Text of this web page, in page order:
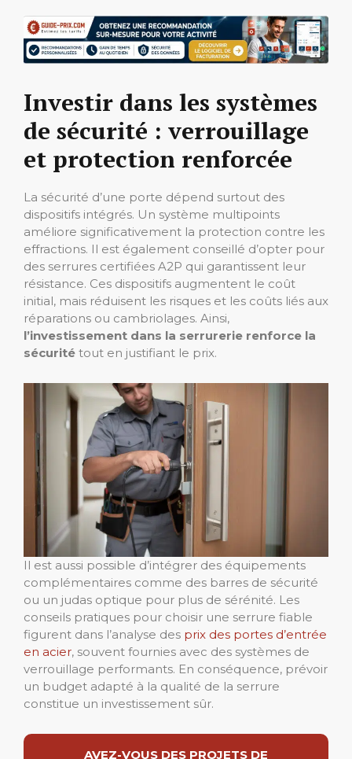
Investir dans les systèmes
de sécurité : verrouillage
et protection renforcée
La sécurité d’une porte dépend surtout des
dispositifs intégrés. Un système multipoints
améliore significativement la protection contre les
effractions. Il est également conseillé d’opter pour
des serrures certifiées A2P qui garantissent leur
résistance. Ces dispositifs augmentent le coût
initial, mais réduisent les risques et les coûts liés aux
réparations ou cambriolages. Ainsi,
l’investissement dans la serrurerie renforce la
sécurité tout en justifiant le prix.
Il est aussi possible d’intégrer des équipements
complémentaires comme des barres de sécurité
ou un judas optique pour plus de sérénité. Les
conseils pratiques pour choisir une serrure fiable
figurent dans l’analyse des prix des portes d’entrée
en acier, souvent fournies avec des systèmes de
verrouillage performants. En conséquence, prévoir
un budget adapté à la qualité de la serrure
constitue un investissement sûr.
AVEZ-VOUS DES PROJETS DE